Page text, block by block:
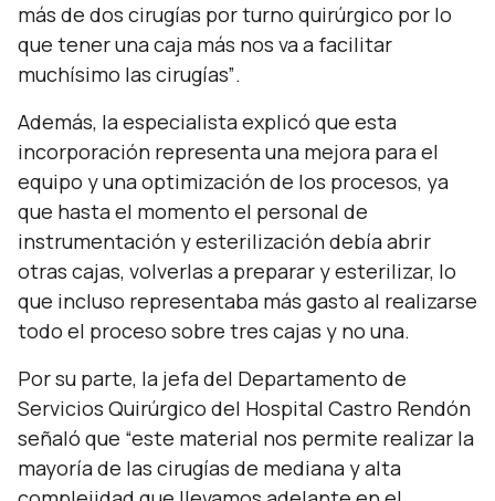
más de dos cirugías por turno quirúrgico por lo
que tener una caja más nos va a facilitar
muchísimo las cirugías”.
Además, la especialista explicó que esta
incorporación representa una mejora para el
equipo y una optimización de los procesos, ya
que hasta el momento el personal de
instrumentación y esterilización debía abrir
otras cajas, volverlas a preparar y esterilizar, lo
que incluso representaba más gasto al realizarse
todo el proceso sobre tres cajas y no una.
Por su parte, la jefa del Departamento de
Servicios Quirúrgico del Hospital Castro Rendón
señaló que “este material nos permite realizar la
mayoría de las cirugías de mediana y alta